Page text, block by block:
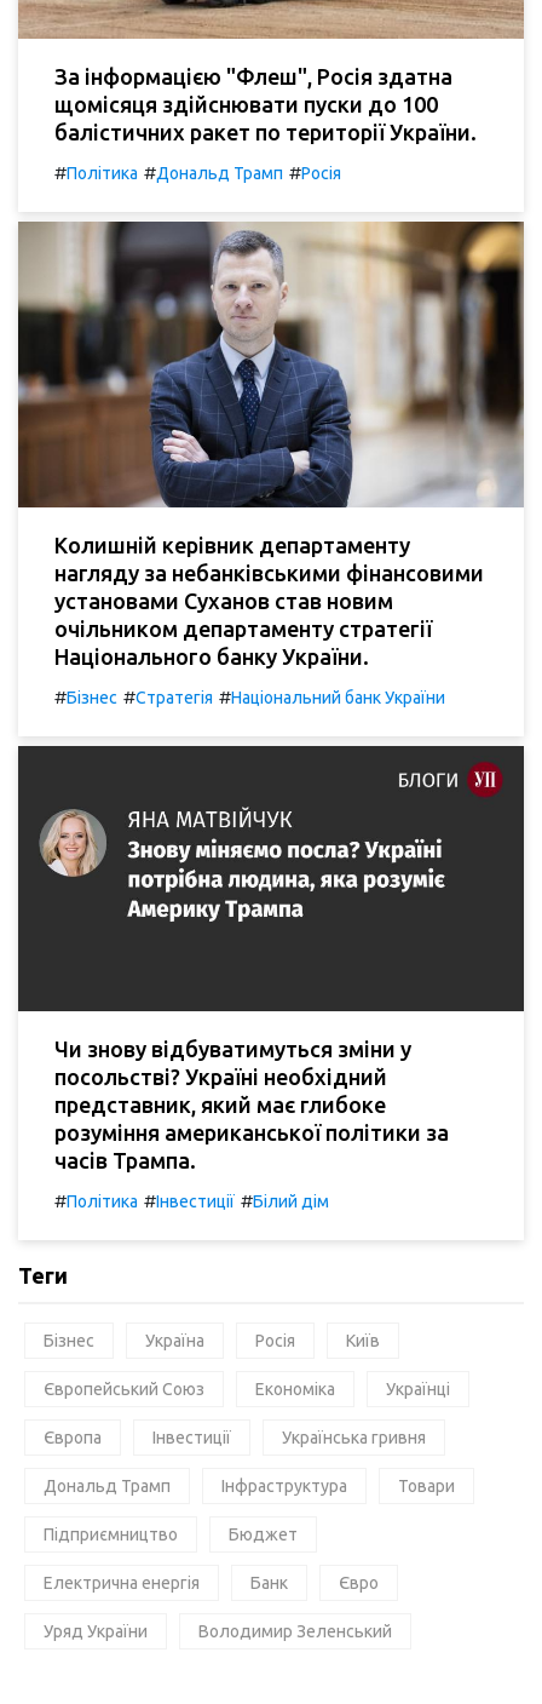
За інформацією "Флеш", Росія здатна
щомісяця здійснювати пуски до 100
балістичних ракет по території України.
#Політика #Дональд Трамп #Росія
Колишній керівник департаменту
нагляду за небанківськими фінансовими
установами Суханов став новим
очільником департаменту стратегії
Національного банку України.
#Бізнес #Стратегія #Національний банк України
Чи знову відбуватимуться зміни у
посольстві? Україні необхідний
представник, який має глибоке
розуміння американської політики за
часів Трампа.
#Політика #Інвестиції #Білий дім
Теги
Бізнес Україна Росія Київ
Європейський Союз Економіка Українці
Європа Інвестиції Українська гривня
Дональд Трамп Інфраструктура Товари
Підприємництво Бюджет
Електрична енергія Банк Євро
Уряд України Володимир Зеленський